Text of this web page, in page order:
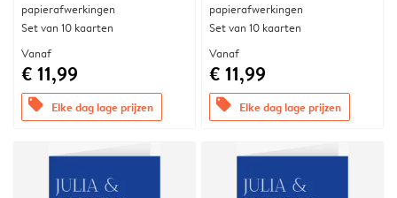
papierafwerkingen
Set van 10 kaarten
Vanaf
€ 11,99
offers Elke dag lage prijzen
papierafwerkingen
Set van 10 kaarten
Vanaf
€ 11,99
offers Elke dag lage prijzen